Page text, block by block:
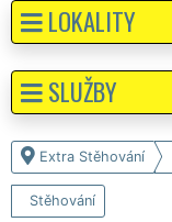
Extra Stěhování
Stěhování
LOKALITY
SLUŽBY